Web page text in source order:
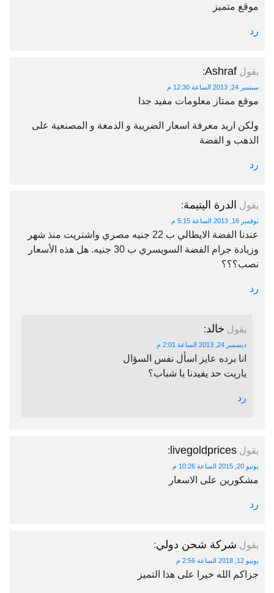
موقع متميز
رد
يقول Ashraf
:
سبتمبر 24, 2013 الساعة 12:30 م
موقع ممتاز معلومات مفيد جدا
ولكن اريد معرفة اسعار الضريبة و الدمغة و المصنعية على
الذهب و الفضة
رد
يقول الدرة اليتيمة:
نوفمبر 16, 2013 الساعة 5:15 م
عندنا الفضة الايطالي ب 22 جنيه مصري واشتريت منذ شهر
وزيادة جرام الفضة السويسري ب 30 جنيه. هل هذه الأسعار
نصب؟؟؟
رد
يقول خالد:
ديسمبر 24, 2013 الساعة 2:01 م
انا برده عايز اسأل نفس السؤال
ياريت حد يفيدنا يا شباب؟
رد
يقول livegoldprices
:
يونيو 20, 2015 الساعة 10:26 م
مشكورين على الاسعار
رد
يقول شركة شحن دولي:
يونيو 12, 2018 الساعة 2:56 م
جزاكم الله خيرا على هذا التميز